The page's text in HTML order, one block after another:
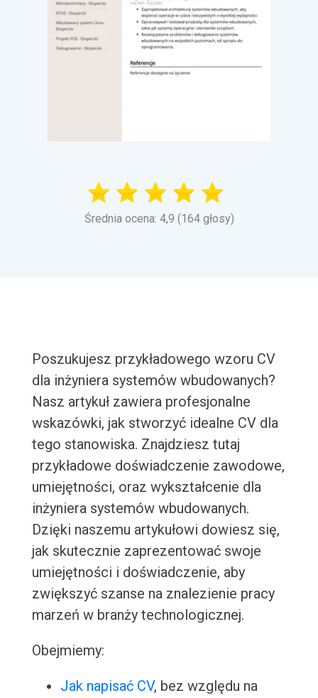
Średnia ocena: 4,9 (164 głosy)
Poszukujesz przykładowego wzoru CV
dla inżyniera systemów wbudowanych?
Nasz artykuł zawiera profesjonalne
wskazówki, jak stworzyć idealne CV dla
tego stanowiska. Znajdziesz tutaj
przykładowe doświadczenie zawodowe,
umiejętności, oraz wykształcenie dla
inżyniera systemów wbudowanych.
Dzięki naszemu artykułowi dowiesz się,
jak skutecznie zaprezentować swoje
umiejętności i doświadczenie, aby
zwiększyć szanse na znalezienie pracy
marzeń w branży technologicznej.
Obejmiemy:
Jak napisać CV, bez względu na